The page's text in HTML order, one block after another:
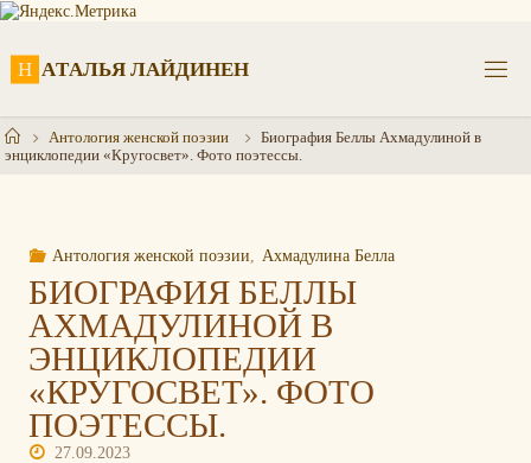
Перейти
Н АТАЛЬЯ ЛАЙДИНЕН
ГлавнаяАнтология женской поэзии
Биография Беллы Ахмадулиной в
энциклопедии «Кругосвет». Фото поэтессы.
Антология женской поэзии Ахмадулина Белла
БИОГРАФИЯ БЕЛЛЫ
АХМАДУЛИНОЙ В
ЭНЦИКЛОПЕДИИ
«КРУГОСВЕТ». ФОТО
ПОЭТЕССЫ.
27.09.2023